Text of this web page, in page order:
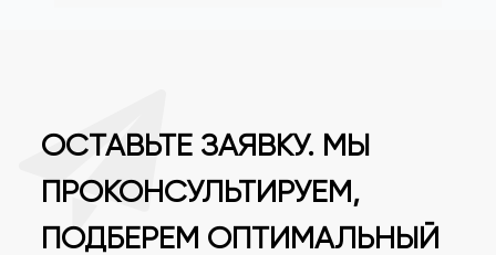
ОСТАВЬТЕ ЗАЯВКУ. МЫ
ПРОКОНСУЛЬТИРУЕМ,
ПОДБЕРЕМ ОПТИМАЛЬНЫЙ